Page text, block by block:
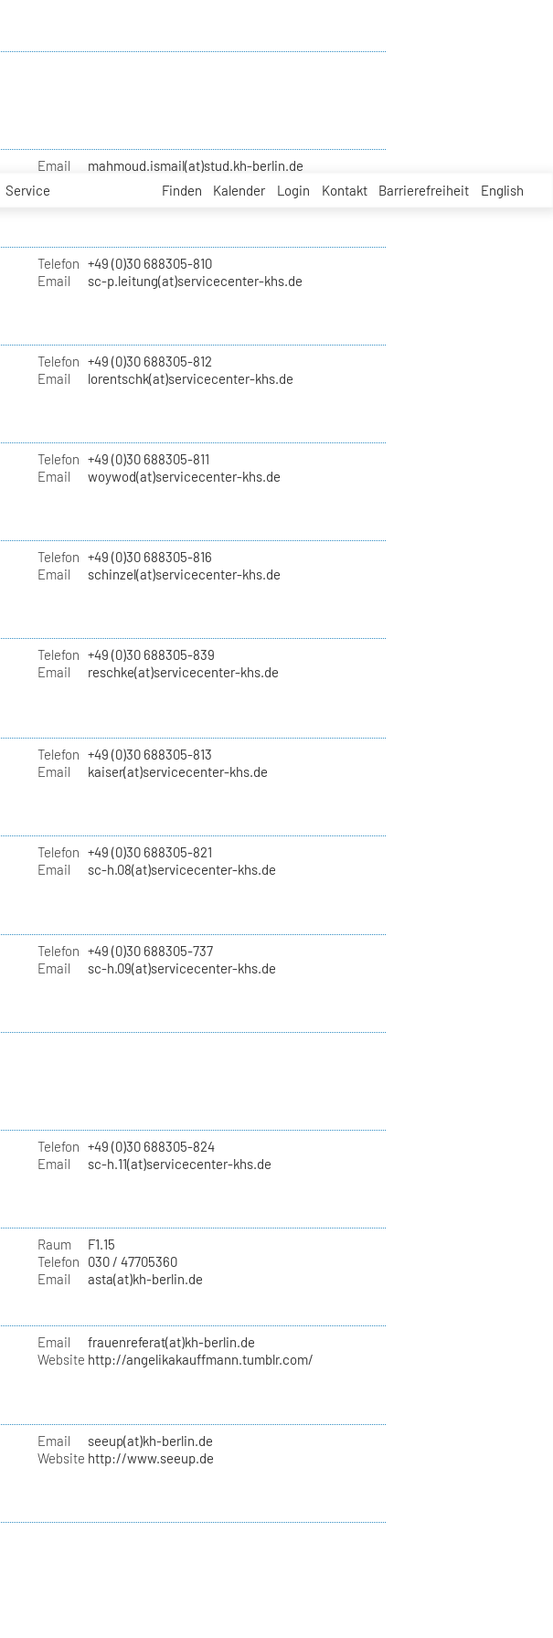
Service Finden Kalender Login Kontakt Barrierefreiheit English
Email mahmoud.ismail(at)stud.kh-berlin.de
Telefon +49 (0)30 688305-810
Email
sc-p.leitung(at)servicecenter-khs.de
Telefon +49 (0)30 688305-812
Email
lorentschk(at)servicecenter-khs.de
Telefon +49 (0)30 688305-811
Email
woywod(at)servicecenter-khs.de
Telefon +49 (0)30 688305-816
Email
schinzel(at)servicecenter-khs.de
Telefon +49 (0)30 688305-839
Email
reschke(at)servicecenter-khs.de
Telefon +49 (0)30 688305-813
Email
kaiser(at)servicecenter-khs.de
Telefon +49 (0)30 688305-821
Email
sc-h.08(at)servicecenter-khs.de
Telefon +49 (0)30 688305-737
Email
sc-h.09(at)servicecenter-khs.de
Telefon +49 (0)30 688305-824
Email
sc-h.11(at)servicecenter-khs.de
Raum
F1.15
Telefon
030 / 47705360
Email
asta(at)kh-berlin.de
Email
frauenreferat(at)kh-berlin.de
Website http://angelikakauffmann.tumblr.com/
Email
seeup(at)kh-berlin.de
Website http://www.seeup.de